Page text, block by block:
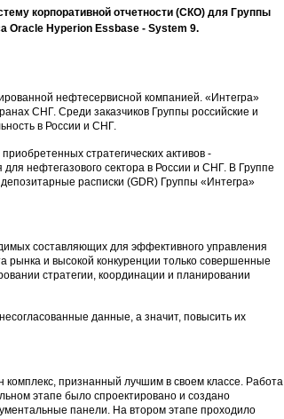
корпоративной отчетности (СКО) для Группы
Oracle Hyperion Essbase - System 9.
нефтесервисной компанией. «Интегра»
СНГ. Среди заказчиков Группы российские и
в России и СНГ.
стратегических активов -
нефтегазового сектора в России и СНГ. В Группе
расписки (GDR) Группы «Интегра»
составляющих для эффективного управления
рынка и высокой конкуренции только совершенные
стратегии, координации и планировании
данные, а значит, повысить их
признанный лучшим в своем классе. Работа
этапе было спроектировано и создано
панели. На втором этапе проходило